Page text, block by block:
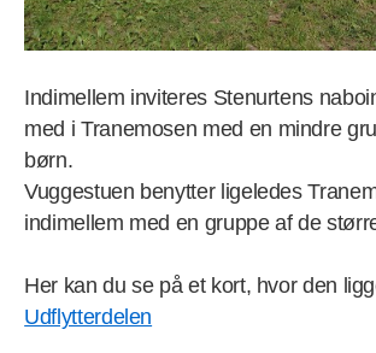
Indimellem inviteres Stenurtens
med i Tranemosen med en mindre
børn.
Vuggestuen benytter ligeledes
indimellem med en gruppe af de
Her kan du se på et kort, hvor den
Udflytterdelen